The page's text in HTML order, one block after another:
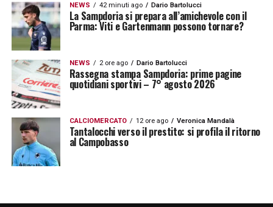
NEWS 42 minuti ago Dario Bartolucci
La Sampdoria si prepara all’amichevole con il
Parma: Viti e Gartenmann possono tornare?
NEWS 2 ore ago Dario Bartolucci
Rassegna stampa Sampdoria: prime pagine
quotidiani sportivi – 7° agosto 2026
CALCIOMERCATO 12 ore ago Veronica Mandalà
Tantalocchi verso il prestito: si profila il ritorno
al Campobasso